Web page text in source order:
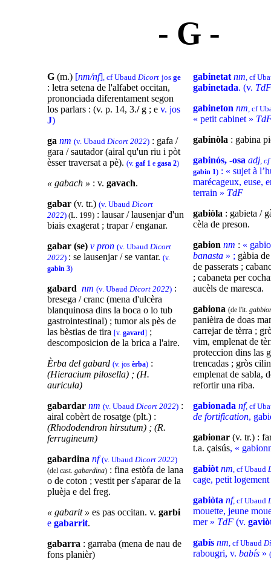
- G -
G (m.) [nm/nf], cf Ubaud Dicort jos ge
: letra setena de l'alfabet occitan,
prononciada diferentament segon
los parlars : (v. p. 14, 3./g ; e v. jos
J)
ga nm (v. Ubaud Dicort 2022) : gafa /
gara / sautador (airal qu'un riu i pòt
èsser traversat a pè). (v. gaf 1 e gasa 2)
« gabach » : v. gavach.
gabar (v. tr.) (v. Ubaud Dicort
2022) (L. 199) : lausar / lausenjar d'un
biais exagerat ; trapar / enganar.
gabar (se) v pron (v. Ubaud Dicort
2022) : se lausenjar / se vantar. (v.
gabin 3)
gabard nm (v. Ubaud Dicort 2022) :
bresega / cranc (mena d'ulcèra
blanquinosa dins la boca o lo tub
gastrointestinal) ; tumor als pès de
las bèstias de tira [v. gavard] ;
descomposicion de la brica a l'aire.
Èrba del gabard (v. jos èrba) :
(Hieracium pilosella) ; (H.
auricula)
gabardar nm (v. Ubaud Dicort 2022) :
airal cobèrt de rosatge (plt.) :
(Rhododendron hirsutum) ; (R.
ferrugineum)
gabardina nf (v. Ubaud Dicort 2022)
(del cast. gabardina) : fina estòfa de lana
o de coton ; vestit per s'aparar de la
pluèja e del freg.
« gabarit » es pas occitan. v. garbi
e gabarrit.
gabarra : garraba (mena de nau de
fons planièr)
gabinetat nm, cf
gabinetada. (v.
gabineton nm, cf
« petit cabinet »
gabinòla : gabina
gabinós, -osa adj, cf
gabin 1) : « sujet à
marécageux, euse,
terrain » TdF
gabiòla : gabieta /
cèla de preson.
gabion nm : «
banasta » ; gàbia
de passerats ;
; cabaneta per
aucèls de maresca.
gabiona (de l'it.
panièira de doas
carrejar de tèrra ;
vim, emplenat de
proteccion dins las
trencadas ; gròs
emplenat de sabla,
refortir una riba.
gabionada nf, cf
de fortification,
gabionar (v. tr.) :
t.a. çaisús, «
gabiòt nm, cf Ubaud
cage, petit
gabiòta nf, cf Ubaud
mouette, jeune
mer » TdF (v.
gabís nm, cf Ubaud
rabougri, v. babís »